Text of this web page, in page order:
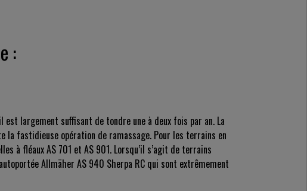
:
est largement suffisant de tondre une à deux fois par an. La
la fastidieuse opération de ramassage. Pour les terrains en
à fléaux AS 701 et AS 901. Lorsqu’il s’agit de terrains
Allmäher AS 940 Sherpa RC qui sont extrêmement